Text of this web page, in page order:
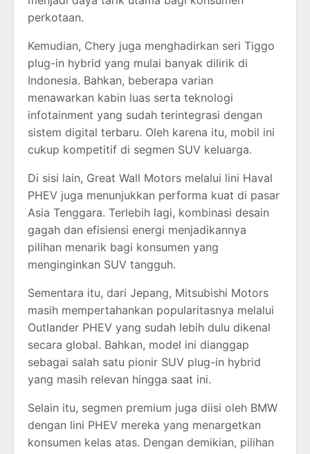
perkotaan.
Kemudian, Chery juga menghadirkan seri Tiggo
plug-in hybrid yang mulai banyak dilirik di
Indonesia. Bahkan, beberapa varian
menawarkan kabin luas serta teknologi
infotainment yang sudah terintegrasi dengan
sistem digital terbaru. Oleh karena itu, mobil ini
cukup kompetitif di segmen SUV keluarga.
Di sisi lain, Great Wall Motors melalui lini Haval
PHEV juga menunjukkan performa kuat di pasar
Asia Tenggara. Terlebih lagi, kombinasi desain
gagah dan efisiensi energi menjadikannya
pilihan menarik bagi konsumen yang
menginginkan SUV tangguh.
Sementara itu, dari Jepang, Mitsubishi Motors
masih mempertahankan popularitasnya melalui
Outlander PHEV yang sudah lebih dulu dikenal
secara global. Bahkan, model ini dianggap
sebagai salah satu pionir SUV plug-in hybrid
yang masih relevan hingga saat ini.
Selain itu, segmen premium juga diisi oleh BMW
dengan lini PHEV mereka yang menargetkan
konsumen kelas atas. Dengan demikian, pilihan